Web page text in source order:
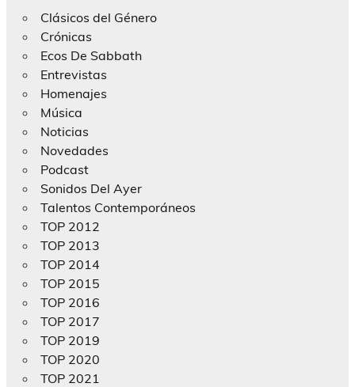
Clásicos del Género
Crónicas
Ecos De Sabbath
Entrevistas
Homenajes
Música
Noticias
Novedades
Podcast
Sonidos Del Ayer
Talentos Contemporáneos
TOP 2012
TOP 2013
TOP 2014
TOP 2015
TOP 2016
TOP 2017
TOP 2019
TOP 2020
TOP 2021